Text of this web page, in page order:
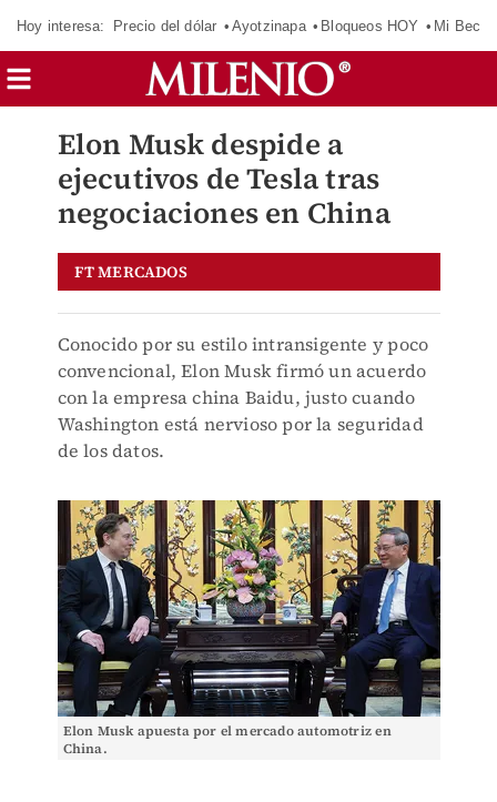
Hoy interesa: Precio del dólar Ayotzinapa Bloqueos HOY Mi Beca
Elon Musk despide a
ejecutivos de Tesla tras
negociaciones en China
FT MERCADOS
Conocido por su estilo intransigente y poco
convencional, Elon Musk firmó un acuerdo
con la empresa china Baidu, justo cuando
Washington está nervioso por la seguridad
de los datos.
Elon Musk apuesta por el mercado automotriz en
China.